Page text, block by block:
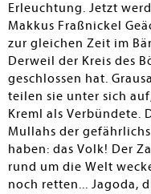
Erleuchtung. Jetzt
Makkus Fraßnickel
zur gleichen Zeit im
Derweil der Kreis des
geschlossen hat.
teilen sie unter sich
Kreml als Verbündete.
Mullahs der
haben: das Volk! Der
rund um die Welt
noch retten... Jagoda,